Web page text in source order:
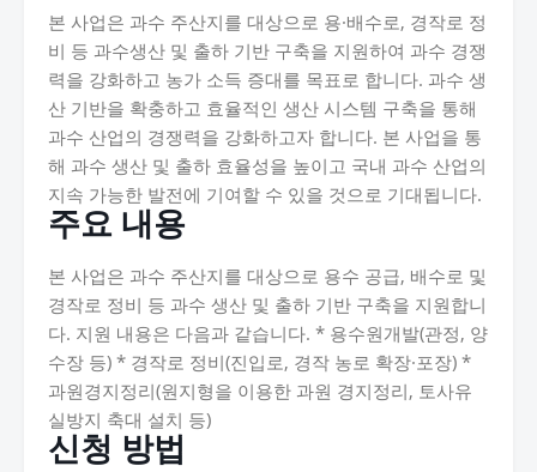
본 사업은 과수 주산지를 대상으로 용·배수로, 경작로 정
비 등 과수생산 및 출하 기반 구축을 지원하여 과수 경쟁
력을 강화하고 농가 소득 증대를 목표로 합니다. 과수 생
산 기반을 확충하고 효율적인 생산 시스템 구축을 통해
과수 산업의 경쟁력을 강화하고자 합니다. 본 사업을 통
해 과수 생산 및 출하 효율성을 높이고 국내 과수 산업의
지속 가능한 발전에 기여할 수 있을 것으로 기대됩니다.
주요 내용
본 사업은 과수 주산지를 대상으로 용수 공급, 배수로 및
경작로 정비 등 과수 생산 및 출하 기반 구축을 지원합니
다. 지원 내용은 다음과 같습니다. * 용수원개발(관정, 양
수장 등) * 경작로 정비(진입로, 경작 농로 확장·포장) *
과원경지정리(원지형을 이용한 과원 경지정리, 토사유
실방지 축대 설치 등)
신청 방법